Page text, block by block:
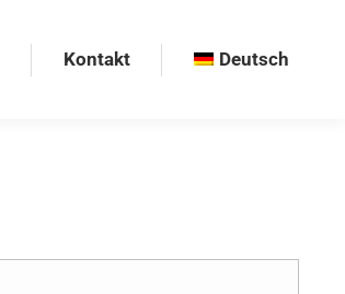
Kontakt Deutsch
Kontakt Deutsch